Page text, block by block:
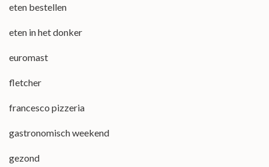
eten bestellen
eten in het donker
euromast
fletcher
francesco pizzeria
gastronomisch weekend
gezond